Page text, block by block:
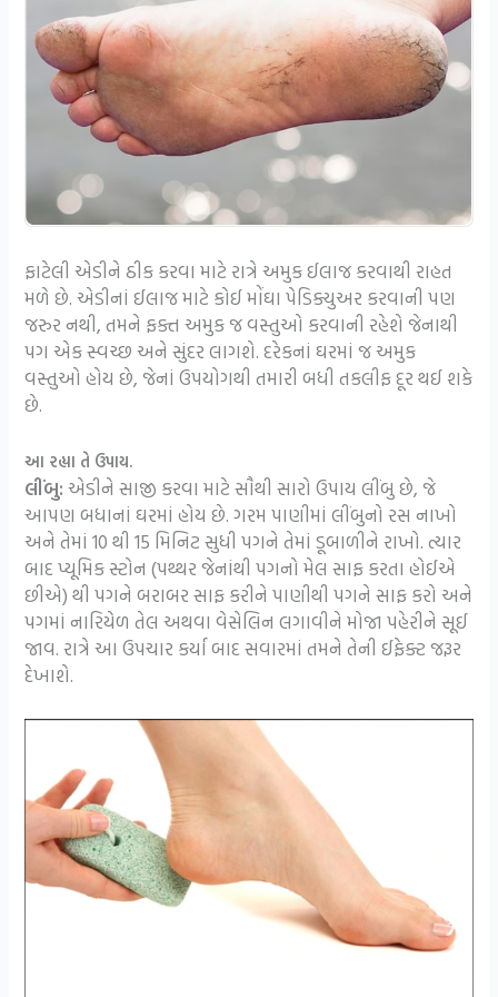
ફાટેલી એડીને ઠીક કરવા માટે રાત્રે અમુક ઈલાજ કરવાથી રાહત
મળે છે. એડીનાં ઈલાજ માટે કોઈ મોંઘા પેડિક્યુઅર કરવાની પણ
જરુર નથી, તમને ફક્ત અમુક જ વસ્તુઓ કરવાની રહેશે જેનાથી
પગ એક સ્વચ્છ અને સુંદર લાગશે. દરેકનાં ઘરમાં જ અમુક
વસ્તુઓ હોય છે, જેનાં ઉપયોગથી તમારી બધી તકલીફ દૂર થઈ શકે
છે.
આ રહ્યા તે ઉપાય.
લીંબુ:એડીને સાજી કરવા માટે સૌથી સારો ઉપાય લીંબુ છે, જે
આપણ બધાનાં ઘરમાં હોય છે. ગરમ પાણીમાં લીંબુનો રસ નાખો
અને તેમાં 10 થી 15 મિનિટ સુધી પગને તેમાં ડૂબાળીને રાખો. ત્યાર
બાદ પ્યૂમિક સ્ટોન (પથ્થર જેનાંથી પગનો મેલ સાફ કરતા હોઈએ
છીએ) થી પગને બરાબર સાફ કરીને પાણીથી પગને સાફ કરો અને
પગમાં નારિયેળ તેલ અથવા વેસેલિન લગાવીને મોજા પહેરીને સૂઈ
જાવ. રાત્રે આ ઉપચાર કર્યા બાદ સવારમાં તમને તેની ઈફેક્ટ જરૂર
દેખાશે.